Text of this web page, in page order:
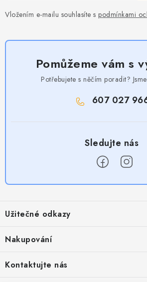
Vložením e-mailu souhlasíte s podmínkami
Pomůžeme vám s
Potřebujete s něčím poradit?
607 027
p
a
Užitečné odkazy
Provizní systém
Nakupování
Kontaktujte nás